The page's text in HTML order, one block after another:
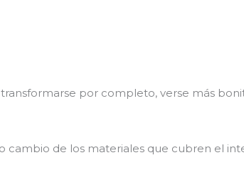
por completo, verse más
cambio de los materiales que cubren el